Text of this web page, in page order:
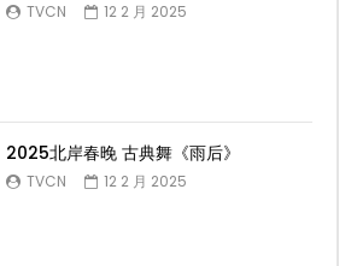
TVCN 12 2 月 2025
2025北岸春晚 古典舞《雨后》
TVCN 12 2 月 2025